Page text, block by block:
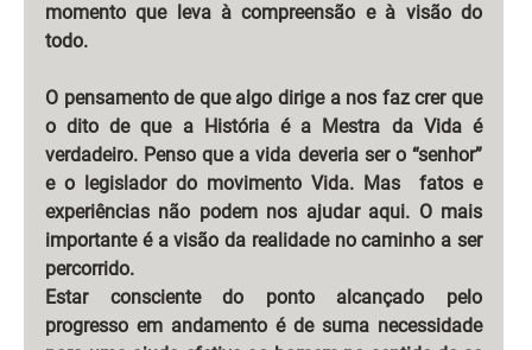
momento que leva à compreensão e à visão do
todo.
O pensamento de que algo dirige a nos faz crer que
o dito de que a História é a Mestra da Vida é
verdadeiro. Penso que a vida deveria ser o “senhor”
e o legislador do movimento Vida. Mas
fatos e
experiências não podem nos ajudar aqui. O mais
importante é a visão da realidade no caminho a ser
percorrido.
Estar consciente do ponto alcançado pelo
progresso em andamento é de suma necessidade